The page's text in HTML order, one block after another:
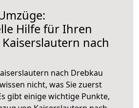
Hilfe für Ihren
nach
nach Drebkau
nicht, was Sie zuerst
gibt einige wichtige Punkte,